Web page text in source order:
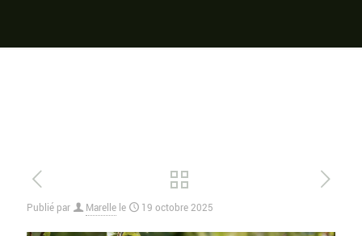
Publié par Marelle le 19 octobre 2025